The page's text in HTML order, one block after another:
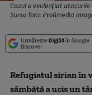
Cazul a evidenţiat atacurile
Sursa foto: Profimedia
Urmărește Digi24în Google
Discover
Refugiatul sirian în
sâmbătă a ucis un